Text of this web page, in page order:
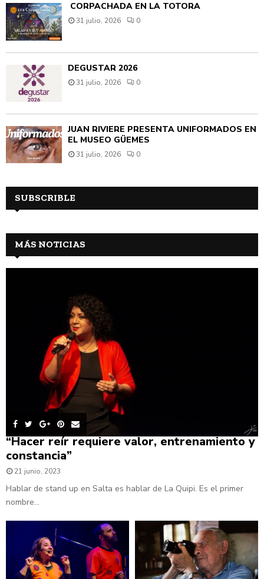
CORPACHADA EN LA TOTORA
31 julio, 2026 0
DEGUSTAR 2026
31 julio, 2026 0
JUAN RIVIÈRE PRESENTA UNIFORMADOS EN
EL MUSEO GÜEMES
31 julio, 2026 0
SUBSCRIBLE
MÁS NOTICIAS
“Hacer reír requiere valor, entrenamiento y
constancia”
21 junio, 2023
Hablar de stand up en Salta es hablar de La Quipi. Es el primer
nombre...